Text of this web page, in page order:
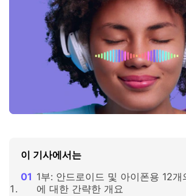
이 기사에서는
1부: 안드로이드 및 아이폰용 12
에 대한 간략한 개요